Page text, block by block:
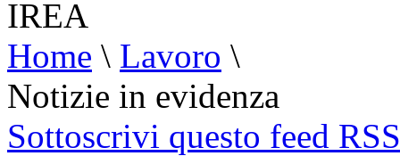
Home \ Lavoro \
Notizie in evidenza
Sottoscrivi questo feed RSS